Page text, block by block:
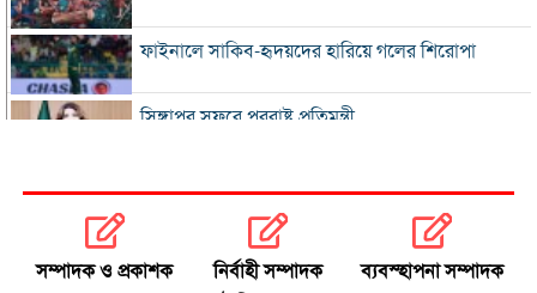
ফাইনালে সাকিব-হৃদয়দের হারিয়ে গলের শিরোপা
সিঙ্গাপুর সফরে পররাষ্ট্র প্রতিমন্ত্রী
এসএসসি ও সমমানের ফল সোমবার
সম্পাদক ও প্রকাশক
নির্বাহী সম্পাদক ব্যবস্হাপনা সম্পাদক